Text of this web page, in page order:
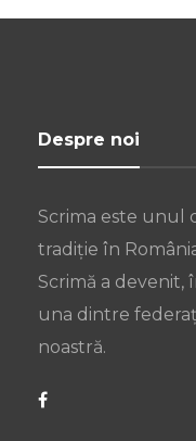
Despre noi
Scrima este unul
tradiție în
Scrimă a devenit,
una dintre
noastră.